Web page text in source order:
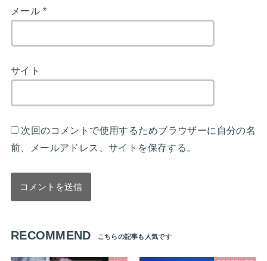
メール *
サイト
次回のコメントで使用するためブラウザーに自分の名
前、メールアドレス、サイトを保存する。
RECOMMEND